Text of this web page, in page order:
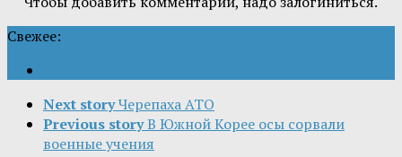
Свежее:
Next storyЧерепаха АТО
Previous storyВ Южной Корее осы сорвали
военные учения